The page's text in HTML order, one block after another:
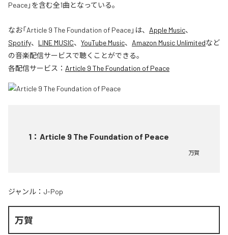
Peace」を含む全1曲となっている。
なお「Article 9 The Foundation of Peace」は、 Apple Music、
Spotify、 LINE MUSIC、 YouTube Music、 Amazon Music Unlimitedなど
の音楽配信サービスで聴くことができる。
各配信サービス： Article 9 The Foundation of Peace
1 ： Article 9 The Foundation of Peace
万賀
ジャンル： J-Pop
万賀